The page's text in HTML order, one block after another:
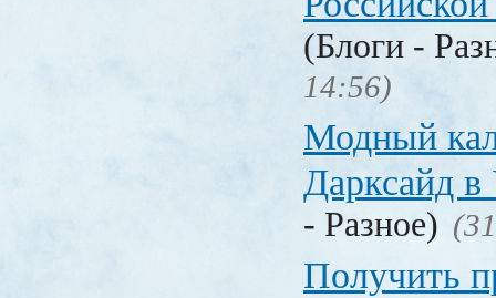
(Блоги -
14:56)
Модный
Дарксайд в
- Разное)
Получить